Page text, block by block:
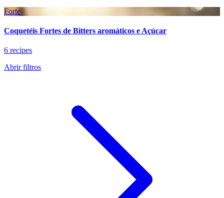
Forte
Coquetéis Fortes de Bitters aromáticos e Açúcar
6 recipes
Abrir filtros